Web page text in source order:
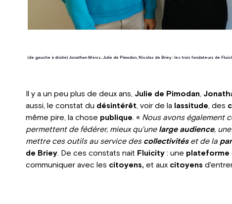
(de gauche à droite) Jonathan Meiss, Julie de Pimodan, Nicolas de Briey : les trois fondateurs de
Il y a un peu plus de deux ans, Julie de Pimodan,
aussi, le constat du désintérêt, voir de la lassitude, des
même pire, la chose publique. « Nous avons également
permettent de fédérer, mieux qu'une large audience, une
mettre ces outils au service des collectivités et de la
de Briey. De ces constats nait Fluicity: une plateforme
communiquer avec les citoyens, et aux citoyens